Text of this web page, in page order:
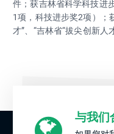
件；获吉林省科学科技进
1项，科技进步奖2项）；
才”、“吉林省“拔尖创新人
与我们